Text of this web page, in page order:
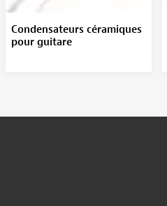
Condensateurs céramiques
pour guitare